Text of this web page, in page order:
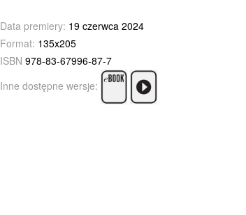
Data premiery: 19 czerwca 2024
Format: 135x205
ISBN 978-83-67996-87-7
Inne dostępne wersje: